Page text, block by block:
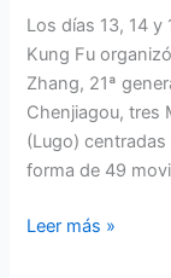
Los días 13, 14
Kung Fu
Zhang, 21ª
Chenjiagou, tres
(Lugo)
forma de 49
Familia
Chen
Cervo
(Lugo)
Leer más »